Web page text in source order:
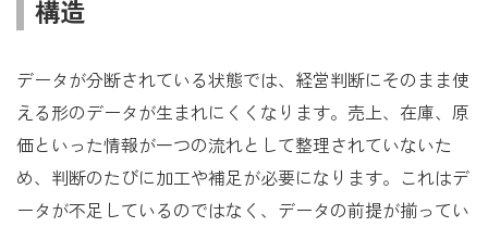
構造
データが分断されている状態では、経営判断にそのまま使
える形のデータが生まれにくくなります。売上、在庫、原
価といった情報が一つの流れとして整理されていないた
め、判断のたびに加工や補足が必要になります。これはデ
ータが不足しているのではなく、データの前提が揃ってい